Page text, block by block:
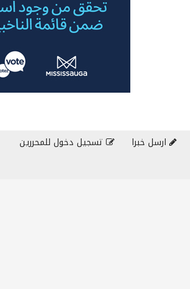
ارسل خبرا
تسجيل دخول للمحررين